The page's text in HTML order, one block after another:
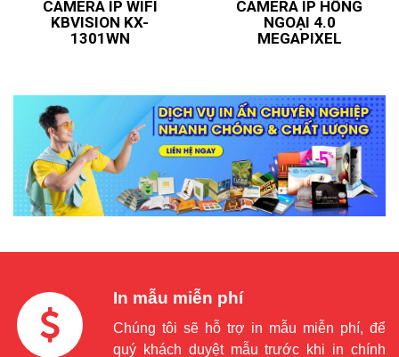
CAMERA IP WIFI
KBVISION KX-
1301WN
CAMERA IP HỒNG
NGOẠI 4.0
MEGAPIXEL
In mẫu miễn phí
Chúng tôi sẽ hỗ trợ in mẫu miễn phí, để
quý khách duyệt mẫu trước khi in chính